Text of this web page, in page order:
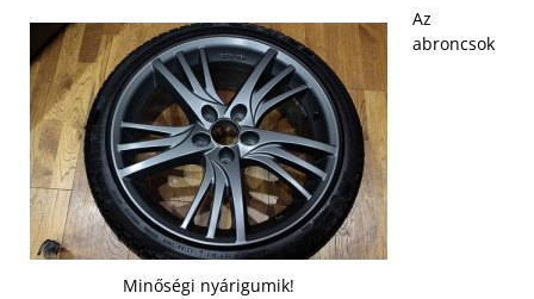
Minőségi nyárigumik!
Az
abroncsok